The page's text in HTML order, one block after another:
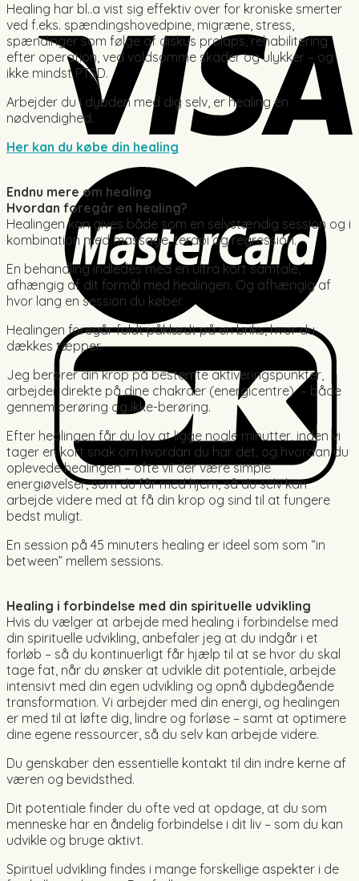
Healing har bl..a vist sig effektiv over for kroniske smerter
ved f.eks. spændingshovedpine, migræne, stress,
spændinger som følge af diskus prolaps, rehabilitering
efter operation, ved voldsomme skader og ulykker – og
ikke mindst PTSD.
Arbejder du i dybden med dig selv, er healing en
nødvendighed.
Her kan du købe din healing
Endnu mere om healing
Hvordan foregår en healing?
Healingen kan gives både som en selvstændig session og i
kombination med massage, terapi og regression.
En behandling indledes med en ultra kort samtale,
afhængig af dit formål med healingen. Og afhængig af
hvor lang en session du køber.
Healingen foregår fuldt påklædt på en briks, hvor du
dækkes tæpper.
Jeg berører din krop på bestemte aktiveringspunkter,
arbejder direkte på dine chakraer (energicentre) – både
gennem berøring og ikke-berøring.
Efter healingen får du lov at ligge nogle minutter, inden vi
tager en kort snak om hvordan du har det, og hvordan du
oplevede healingen – ofte vil der være simple
energiøvelser, som du får med hjem, så du selv kan
arbejde videre med at få din krop og sind til at fungere
bedst muligt.
En session på 45 minuters healing er ideel som som “in
between” mellem sessions.
Healing i forbindelse med din spirituelle udvikling
Hvis du vælger at arbejde med healing i forbindelse med
din spirituelle udvikling, anbefaler jeg at du indgår i et
forløb – så du kontinuerligt får hjælp til at se hvor du skal
tage fat, når du ønsker at udvikle dit potentiale, arbejde
intensivt med din egen udvikling og opnå dybdegående
transformation. Vi arbejder med din energi, og healingen
er med til at løfte dig, lindre og forløse – samt at optimere
dine egene ressourcer, så du selv kan arbejde videre.
Du genskaber den essentielle kontakt til din indre kerne af
væren og bevidsthed.
Dit potentiale finder du ofte ved at opdage, at du som
menneske har en åndelig forbindelse i dit liv – som du kan
udvikle og bruge aktivt.
Spirituel udvikling findes i mange forskellige aspekter i de